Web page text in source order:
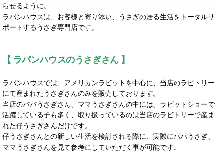
らせるように。
ラパンハウスは、お客様と寄り添い、うさぎの居る生活をトータルサ
ポートするうさぎ専門店です。
【 ラパンハウスのうさぎさん 】
ラパンハウスでは、アメリカンラビットを中心に、当店のラビトリー
にて産まれたうさぎさんのみを販売しております。
当店のパパうさぎさん、ママうさぎさんの中には、ラビットショーで
活躍している子も多く、取り扱っているのは当店のラビトリーで産ま
れた仔うさぎさんだけです。
仔うさぎさんとの新しい生活を検討される際に、実際にパパうさぎ、
ママうさぎさんを見て参考にしていただく事が可能です。